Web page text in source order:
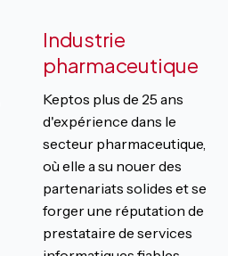
Industrie
pharmaceutique
Keptos plus de 25 ans
d'expérience dans le
secteur pharmaceutique,
où elle a su nouer des
partenariats solides et se
forger une réputation de
prestataire de services